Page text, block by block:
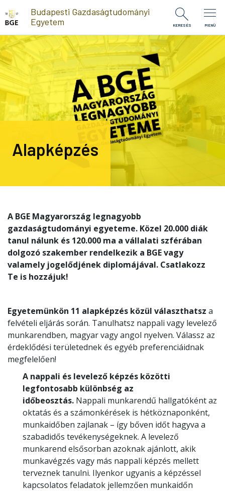
Ugrás a tartalomra
Budapesti Gazdaságtudományi
Egyetem
KERESÉS MENÜ
Alapképzés
A BGE Magyarország legnagyobb
gazdaságtudományi egyeteme. Közel 20.000 diák
tanul nálunk és 120.000 ma a vállalati szférában
dolgozó szakember rendelkezik a BGE vagy
valamely jogelődjének diplomájával​. Csatlakozz
Te is hozzájuk!
Egyetemünkön 11 alapképzés közül választhatsz a
felvételi eljárás során. Tanulhatsz nappali vagy levelező
munkarendben, magyar vagy angol nyelven. Válassz az
érdeklődési területednek és egyéb preferenciáidnak
megfelelően!
A nappali és levelező képzés közötti
legfontosabb különbség az
időbeosztás. Nappali munkarendű hallgatóként az
oktatás és a számonkérések is hétköznaponként,
munkaidőben zajlanak – így bőven időt hagyva a
szabadidős tevékenységeknek. A levelező
munkarend elsősorban azoknak ajánlott, akik
munkavégzés vagy más nappali képzés mellett
terveznek tanulni. Ilyenkor ugyanis a képzéssel
kapcsolatos feladatok jellemzően munkaidőn